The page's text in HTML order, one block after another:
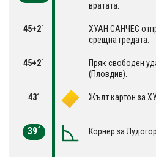
вратата.
45+2´
ХУАН САНЧЕС
срещна гредата.
45+2´
Пряк свободен
(Пловдив).
43´ Жълт картон за
39´ Корнер за